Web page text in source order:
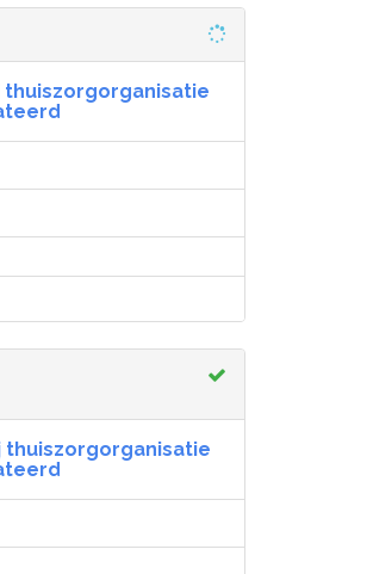
thuiszorgorganisatie
thuiszorgorganisatie